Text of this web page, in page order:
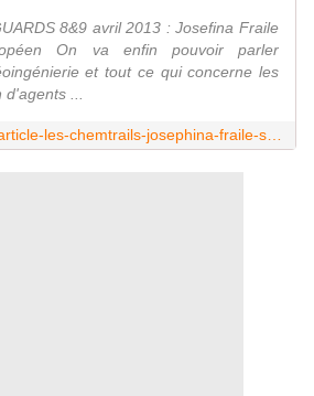
8&9 avril 2013 : Josefina Fraile
On va enfin pouvoir parler
et tout ce qui concerne les
...